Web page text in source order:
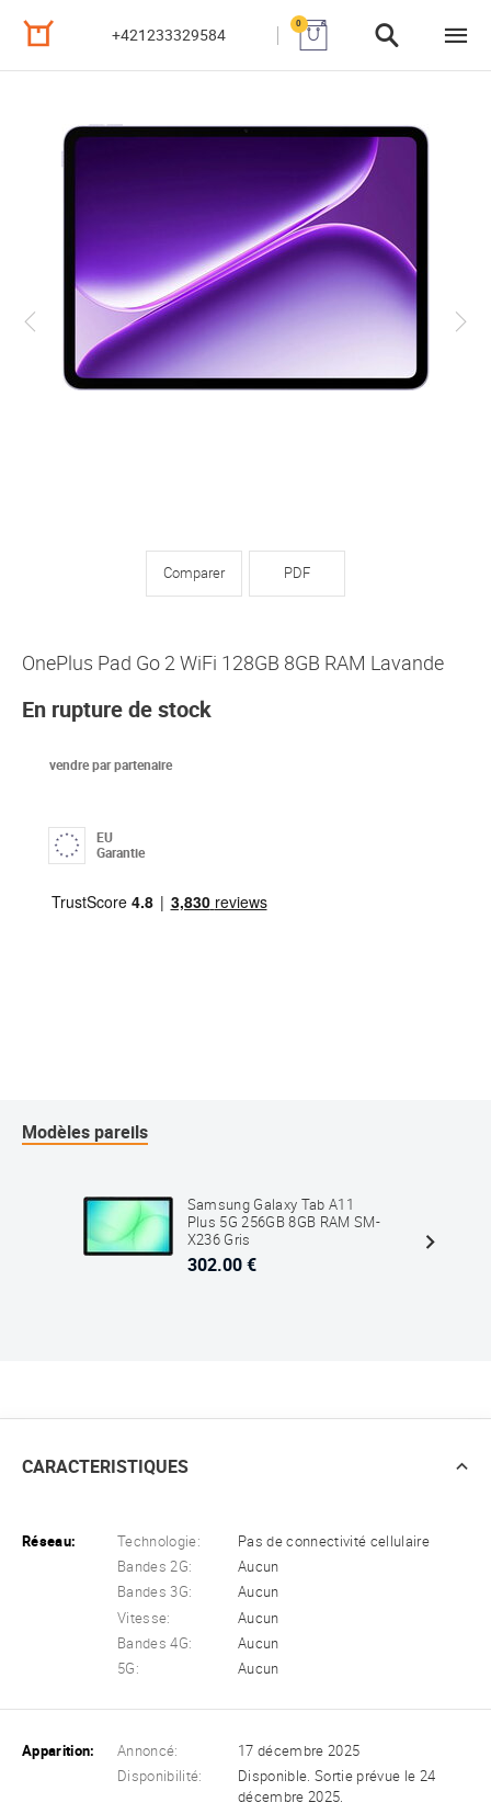
+421233329584
0
Comparer PDF
OnePlus Pad Go 2 WiFi 128GB 8GB RAM Lavande
En rupture de stock
vendre par partenaire
EU
Garantie
Modèles pareils
Samsung Galaxy Tab A11
Plus 5G 256GB 8GB RAM SM-
X236 Gris
302.00 €
CARACTERISTIQUES
Réseau: Technologie:
Pas de connectivité cellulaire
Bandes 2G:
Aucun
Bandes 3G:
Aucun
Vitesse:
Aucun
Bandes 4G:
Aucun
5G:
Aucun
Apparition: Annoncé:
17 décembre 2025
Disponibilité:
Disponible. Sortie prévue le 24
décembre 2025.